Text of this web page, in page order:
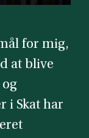
for mig,
at blive
i Skat har